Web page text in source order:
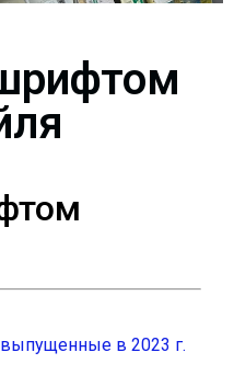
в 2023 г.